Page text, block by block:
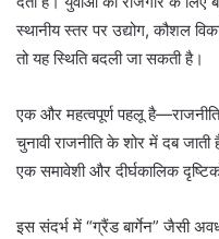
स्थानीय स्तर पर उद्योग, कौशल
तो यह स्थिति बदली जा सकती है।
एक और महत्वपूर्ण पहलू
चुनावी राजनीति के शोर में दब
एक समावेशी और दीर्घकालिक
इस संदर्भ में “ग्रैंड बार्गेन” जैसी